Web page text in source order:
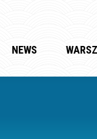
NEWS